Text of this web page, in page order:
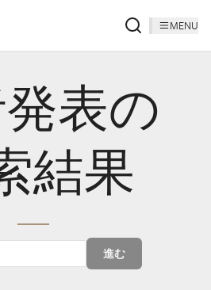
MENU
表の
結果
進む